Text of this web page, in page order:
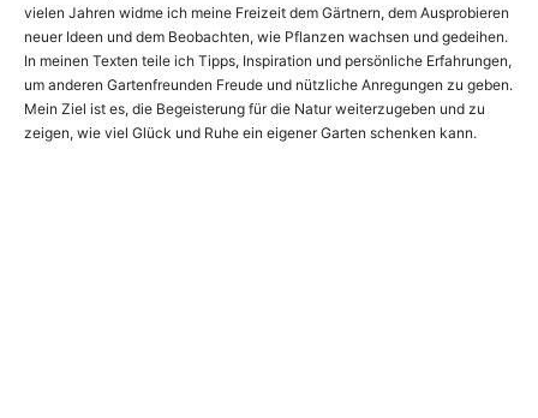
vielen Jahren widme ich meine Freizeit dem Gärtnern, dem Ausprobieren
neuer Ideen und dem Beobachten, wie Pflanzen wachsen und gedeihen.
In meinen Texten teile ich Tipps, Inspiration und persönliche Erfahrungen,
um anderen Gartenfreunden Freude und nützliche Anregungen zu geben.
Mein Ziel ist es, die Begeisterung für die Natur weiterzugeben und zu
zeigen, wie viel Glück und Ruhe ein eigener Garten schenken kann.